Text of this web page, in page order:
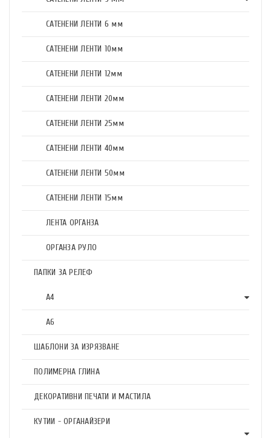
САТЕНЕНИ ЛЕНТИ 6 мм
САТЕНЕНИ ЛЕНТИ 10мм
САТЕНЕНИ ЛЕНТИ 12мм
САТЕНЕНИ ЛЕНТИ 20мм
САТЕНЕНИ ЛЕНТИ 25мм
САТЕНЕНИ ЛЕНТИ 40мм
САТЕНЕНИ ЛЕНТИ 50мм
САТЕНЕНИ ЛЕНТИ 15мм
ЛЕНТА ОРГАНЗА
ОРГАНЗА РУЛО
ПАПКИ ЗА РЕЛЕФ
А4
А6
ШАБЛОНИ ЗА ИЗРЯЗВАНЕ
ПОЛИМЕРНА ГЛИНА
ДЕКОРАТИВНИ ПЕЧАТИ И МАСТИЛА
КУТИИ - ОРГАНАЙЗЕРИ